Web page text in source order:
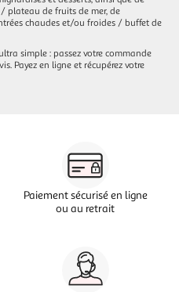
plateau de fruits de mer, de
chaudes et/ou froides / buffet de
simple : passez votre commande
Payez en ligne et récupérez votre
Paiement sécurisé en ligne
ou au retrait